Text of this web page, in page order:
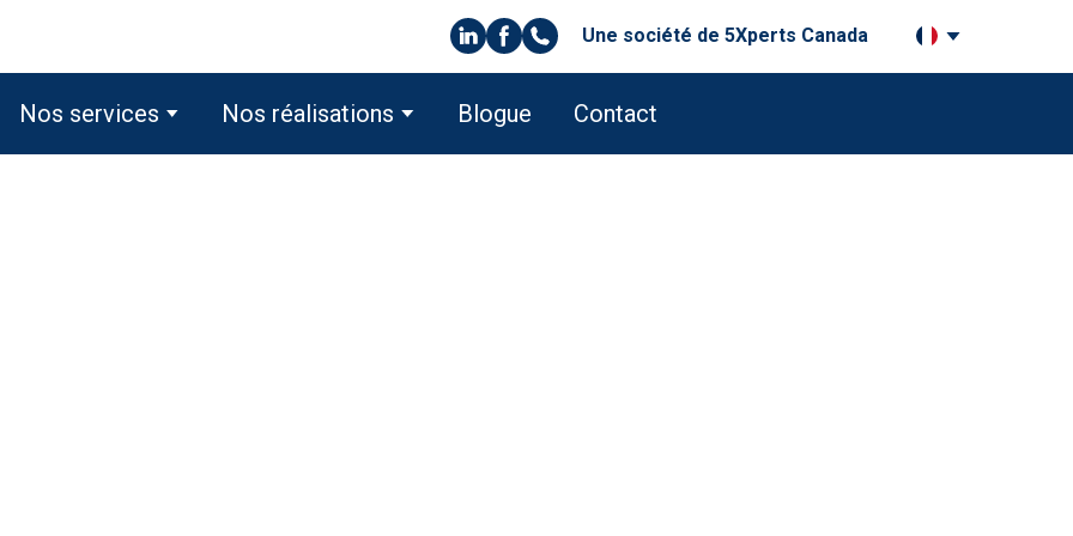
Une société de 5Xperts Canada
Nos services Nos réalisations Blogue Contact